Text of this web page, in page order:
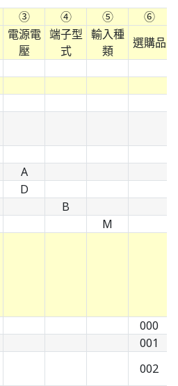
③ ④ ⑤
⑥
電源電
壓
端子型
式
輸入種
類
選購品
A
D
B
M
000
001
002